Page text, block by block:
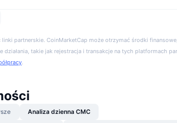
linki partnerskie. CoinMarketCap może otrzymać środki
działania, takie jak rejestracja i transakcje na tych platformach
.
Analiza dzienna CMC